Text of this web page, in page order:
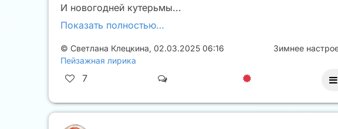
И новогодней кутерьмы...
Показать полностью…
© Светлана Клецкина, 02.03.2025 06:16
Пейзажная лирика
Зимнее
7